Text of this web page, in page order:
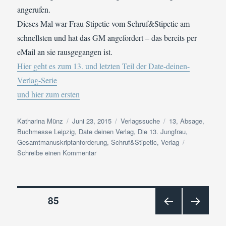
angerufen.
Dieses Mal war Frau Stipetic vom Schruf&Stipetic am
schnellsten und hat das GM angefordert – das bereits per
eMail an sie rausgegangen ist.
Hier geht es zum 13. und letzten Teil der Date-deinen-
Verlag-Serie
und hier zum ersten
Autor
Katharina Münz
Veröffentlicht
am
Juni 23, 2015 Kategorien
Verlagssuche Schlagwörter
13,Absage,
Buchmesse Leipzig, Date deinen Verlag, Die 13. Jungfrau,
Gesamtmanuskriptanforderung,Schruf&Stipetic,Verlag
Schreibe einen Kommentarzu
Gesamtmanuskriptanforderung
Beitragsnavigation
SEITE85